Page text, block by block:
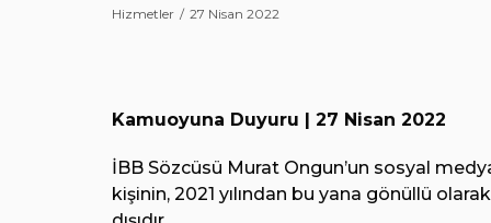
Hizmetler 27 Nisan 2022
Kamuoyuna Duyuru | 27 Nisan 2022
İBB Sözcüsü Murat Ongun’un sosyal
kişinin, 2021 yılından bu yana gönüllü